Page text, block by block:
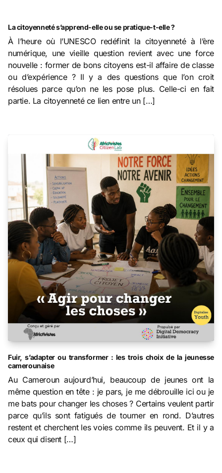
La citoyenneté s’apprend-elle ou se pratique-t-elle ?
À l’heure où l’UNESCO redéfinit la citoyenneté à l’ère
numérique, une vieille question revient avec une force
nouvelle : former de bons citoyens est-il affaire de classe
ou d’expérience ? Il y a des questions que l’on croit
résolues parce qu’on ne les pose plus. Celle-ci en fait
partie. La citoyenneté ce lien entre un […]
Fuir, s’adapter ou transformer : les trois choix de la jeunesse
camerounaise
Au Cameroun aujourd’hui, beaucoup de jeunes ont la
même question en tête : je pars, je me débrouille ici ou je
me bats pour changer les choses ? Certains veulent partir
parce qu’ils sont fatigués de tourner en rond. D’autres
restent et cherchent les voies comme ils peuvent. Et il y a
ceux qui disent […]